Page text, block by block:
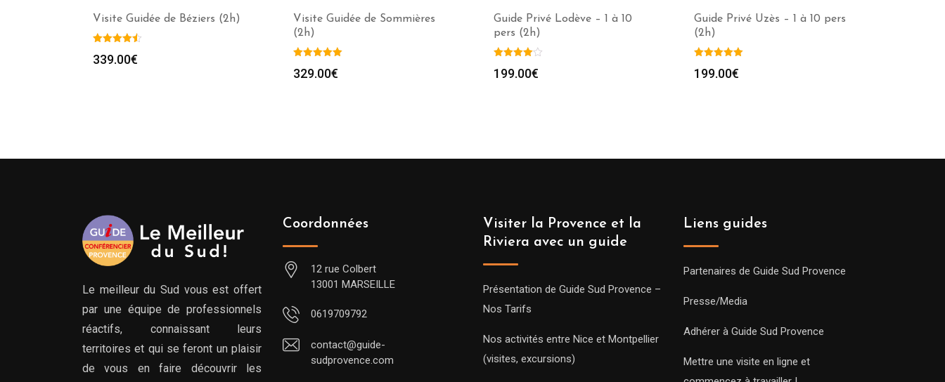
Visite Guidée de Béziers (2h)
339.00€
Visite Guidée de Sommières
(2h)
329.00€
Guide Privé Lodève – 1 à 10
pers (2h)
199.00€
Guide Privé Uzès – 1 à 10 pers
(2h)
199.00€
Le meilleur du Sud vous est offert
par une équipe de professionnels
réactifs, connaissant leurs
territoires et qui se feront un plaisir
de vous en faire découvrir les
Coordonnées
12 rue Colbert
13001 MARSEILLE
0619709792
contact@guide-
sudprovence.com
Visiter la Provence et la
Riviera avec un guide
Présentation de Guide Sud Provence –
Nos Tarifs
Nos activités entre Nice et Montpellier
(visites, excursions)
Liens guides
Partenaires de Guide Sud Provence
Presse/Media
Adhérer à Guide Sud Provence
Mettre une visite en ligne et